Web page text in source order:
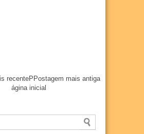
recente Postagem mais antiga
P
ágina inicial